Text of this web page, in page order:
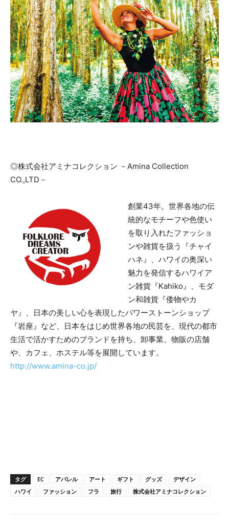
◎株式会社アミナコレクション －Amina Collection
CO.,LTD－
創業43年。世界各地の伝
統的なモチーフや色使い
を取り入れたファッショ
ンや雑貨を扱う『チャイ
ハネ』、ハワイの奥深い
魅力を発信するハワイア
ン雑貨『Kahiko』、モダ
ン和雑貨『倭物やカ
ヤ』、日本の美しい心を表現したパワーストーンショップ
『岩座』など、日本をはじめ世界各地の民芸を、現代の都市
生活で活かすためのブランドを持ち、卸事業、物販の店舗
や、カフェ、ホステル等を展開しています。
http://www.amina-co.jp/
タグ EC アパレル アート ギフト グッズ
デザイン
ハワイ
ファッション フラ 旅行 株式会社アミナコレクション